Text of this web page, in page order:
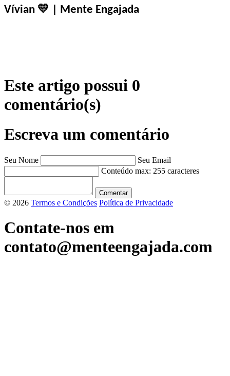
Vívian 💛 | Mente Engajada
Este artigo possui 0
comentário(s)
Escreva um comentário
Seu Nome
Seu Email
Conteúdo max: 255 caracteres
© 2026 Termos e Condições Política de Privacidade
Contate-nos em
contato@menteengajada.com